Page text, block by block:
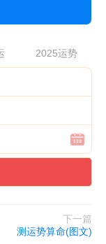
2025运势
下一篇
测运势算命(图文)